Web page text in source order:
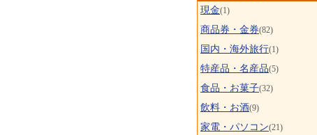
現金(1)
商品券・金券(82)
国内・海外旅行(1)
特産品・名産品(5)
食品・お菓子(32)
飲料・お酒(9)
家電・パソコン(21)